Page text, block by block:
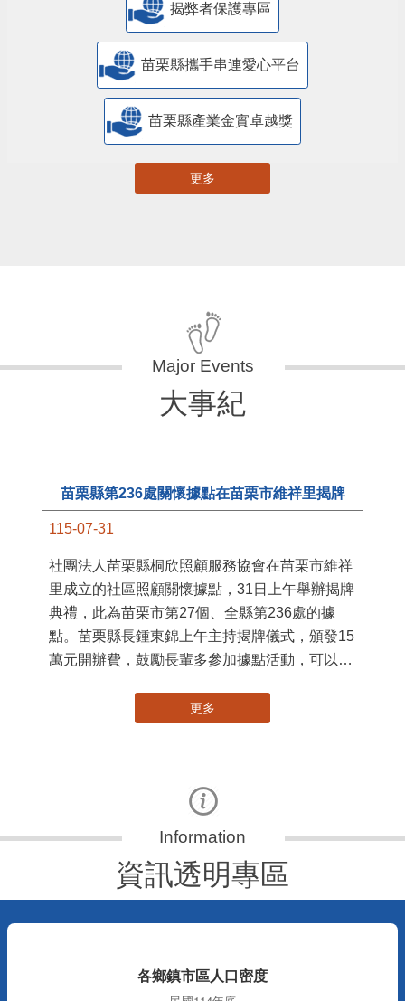
揭弊者保護專區
苗栗縣攜手串連愛心平台
苗栗縣產業金實卓越獎
更多
大事紀
苗栗縣第236處關懷據點在苗栗市維祥里揭牌
115-07-31
社團法人苗栗縣桐欣照顧服務協會在苗栗市維祥
里成立的社區照顧關懷據點，31日上午舉辦揭牌
典禮，此為苗栗市第27個、全縣第236處的據
點。苗栗縣長鍾東錦上午主持揭牌儀式，頒發15
萬元開辦費，鼓勵長輩多參加據點活動，可以更
更多
資訊透明專區